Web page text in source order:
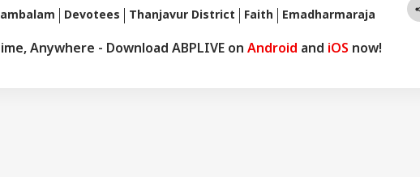
Devotees Thanjavur District Faith Emadharmaraja
Anywhere - Download ABPLIVE on Android and iOS now!